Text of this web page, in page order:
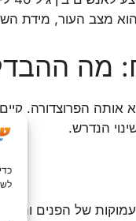
הוא מצב העור, מידת
מה
אותה הפרוצדורה.
הנדרש.
של הפנים